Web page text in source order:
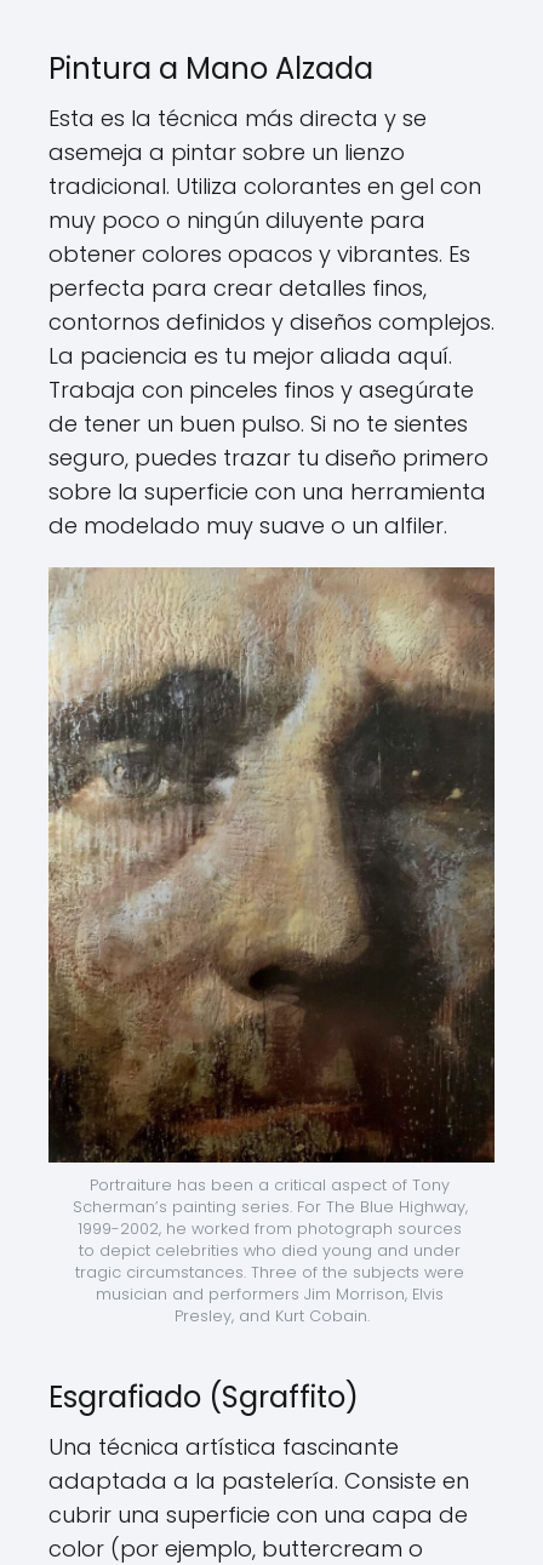
Pintura a Mano Alzada
Esta es la técnica más directa y se
asemeja a pintar sobre un lienzo
tradicional. Utiliza colorantes en gel con
muy poco o ningún diluyente para
obtener colores opacos y vibrantes. Es
perfecta para crear detalles finos,
contornos definidos y diseños complejos.
La paciencia es tu mejor aliada aquí.
Trabaja con pinceles finos y asegúrate
de tener un buen pulso. Si no te sientes
seguro, puedes trazar tu diseño primero
sobre la superficie con una herramienta
de modelado muy suave o un alfiler.
Portraiture has been a critical aspect of Tony
Scherman’s painting series. For The Blue Highway,
1999-2002, he worked from photograph sources
to depict celebrities who died young and under
tragic circumstances. Three of the subjects were
musician and performers Jim Morrison, Elvis
Presley, and Kurt Cobain.
Esgrafiado (Sgraffito)
Una técnica artística fascinante
adaptada a la pastelería. Consiste en
cubrir una superficie con una capa de
color (por ejemplo, buttercream o